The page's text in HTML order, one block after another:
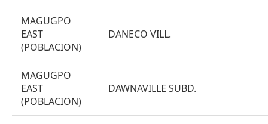
MAGUGPO
EAST
(POBLACION)
DANECO VILL.
MAGUGPO
EAST
(POBLACION)
DAWNAVILLE SUBD.